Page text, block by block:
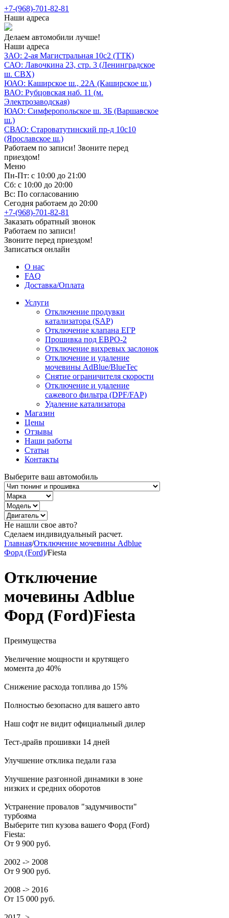
+7-(968)-701-82-81
Наши адреса
Делаем автомобили лучше!
Наши адреса
ЗАО: 2-ая Магистральная 10с2 (ТТК)
САО: Лавочкина 23, стр. 3 (Ленинградское
ш. СВХ)
ЮАО: Каширское ш., 22А (Каширское ш.)
ВАО: Рубцовская наб. 11 (м.
Электрозаводская)
ЮАО: Симферопольское ш. 3Б (Варшавское
ш.)
СВАО: Староватутинский пр-д 10с10
(Ярославское ш.)
Работаем по записи! Звоните перед
приездом!
Меню
Пн-Пт: с 10:00 до 21:00
Сб: с 10:00 до 20:00
Вс: По согласованию
Сегодня работаем до 20:00
+7-(968)-701-82-81
Заказать обратный звонок
Работаем по записи!
Звоните перед приездом!
Записаться онлайн
О нас
FAQ
Доставка/Оплата
Услуги
Отключение продувки
катализатора (SAP)
Отключение клапана ЕГР
Прошивка под ЕВРО-2
Отключение вихревых заслонок
Отключение и удаление
мочевины AdBlue/BlueTec
Снятие ограничителя скорости
Отключение и удаление
сажевого фильтра (DPF/FAP)
Удаление катализатора
Магазин
Цены
Отзывы
Наши работы
Статьи
Контакты
Выберите ваш автомобиль
Не нашли свое авто?
Сделаем индивидуальный расчет.
Главная/Отключение мочевины Adblue
Форд (Ford)/Fiesta
Отключение
мочевины Adblue
Форд (Ford)Fiesta
Преимущества
Увеличение мощности и крутящего
момента до 40%
Снижение расхода топлива до 15%
Полностью безопасно для вашего авто
Наш софт не видит официальный дилер
Тест-драйв прошивки 14 дней
Улучшение отклика педали газа
Улучшение разгонной динамики в зоне
низких и средних оборотов
Устранение провалов "задумчивости"
турбояма
Выберите тип кузова вашего Форд (Ford)
Fiesta:
От 9 900 руб.
2002 -> 2008
От 9 900 руб.
2008 -> 2016
От 15 000 руб.